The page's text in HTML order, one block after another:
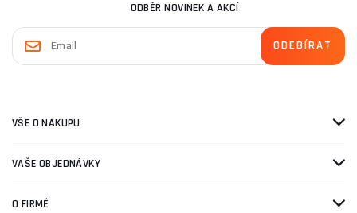
ODBĚR NOVINEK A AKCÍ
VŠE O NÁKUPU
VAŠE OBJEDNÁVKY
O FIRMĚ